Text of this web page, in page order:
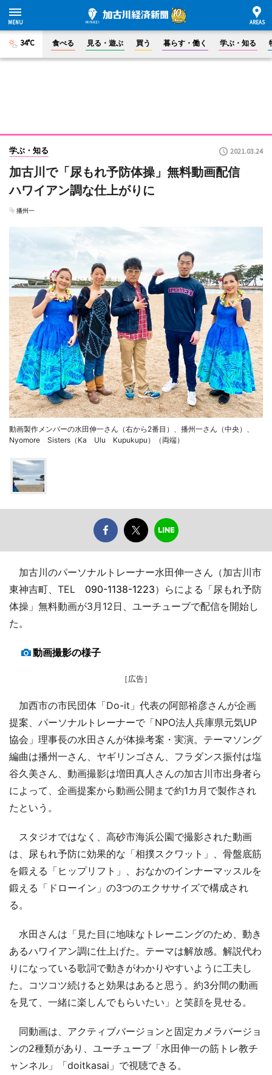
34°C 食べる 見る・遊ぶ 買う 暮らす・働く 学ぶ・知る
学ぶ・知る 2021.03.24
加古川で「尿もれ予防体操」無料動画配信
ハワイアン調な仕上がりに
播州一
動画製作メンバーの水田伸一さん（右から2番目）、播州一さん（中央）、
Nyomore Sisters（Ka Ulu Kupukupu）（両端）
加古川のパーソナルトレーナー水田伸一さん（加古川市
東神吉町、TEL 090-1138-1223）らによる「尿もれ予防
体操」無料動画が3月12日、ユーチューブで配信を開始し
た。
動画撮影の様子
［広告］
加西市の市民団体「Do-it」代表の阿部裕彦さんが企画
提案、パーソナルトレーナーで「NPO法人兵庫県元気UP
協会」理事長の水田さんが体操考案・実演。テーマソング
編曲は播州一さん、ヤギリンゴさん、フラダンス振付は塩
谷久美さん、動画撮影は増田真人さんの加古川市出身者ら
によって、企画提案から動画公開まで約1カ月で製作され
たという。
スタジオではなく、高砂市海浜公園で撮影された動画
は、尿もれ予防に効果的な「相撲スクワット」、骨盤底筋
を鍛える「ヒップリフト」、おなかのインナーマッスルを
鍛える「ドローイン」の3つのエクササイズで構成され
る。
水田さんは「見た目に地味なトレーニングのため、動き
あるハワイアン調に仕上げた。テーマは解放感。解説代わ
りになっている歌詞で動きがわかりやすいように工夫し
た。コツコツ続けると効果はあると思う。約3分間の動画
を見て、一緒に楽しんでもらいたい」と笑顔を見せる。
同動画は、アクティブバージョンと固定カメラバージョ
ンの2種類があり、ユーチューブ「水田伸一の筋トレ教チ
ャンネル」「doitkasai」で視聴できる。